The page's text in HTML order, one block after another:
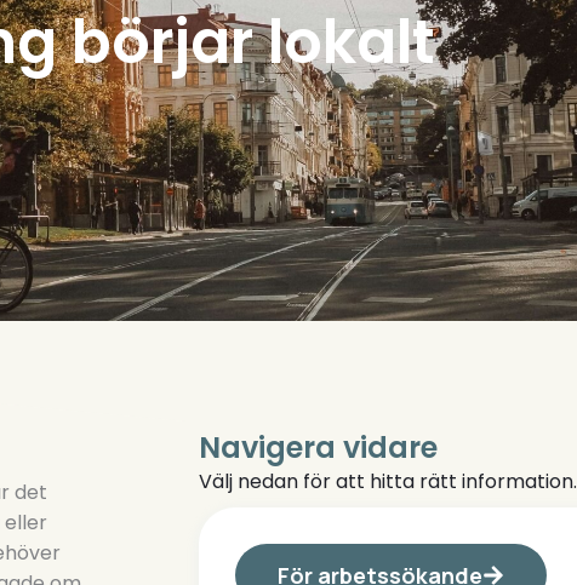
börjar lokalt
det
eller
Navigera vidare
Välj nedan för att hitta rätt information.
För arbetssökande